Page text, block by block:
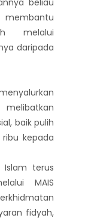
beliau
melalui
daripada
baik pulih
kepada
terus
MAIS
fidyah,